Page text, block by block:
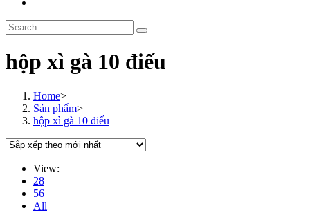
search
Search
this
hộp xì gà 10 điếu
Home>
Sản phẩm>
hộp xì gà 10 điếu
View:
28
56
All